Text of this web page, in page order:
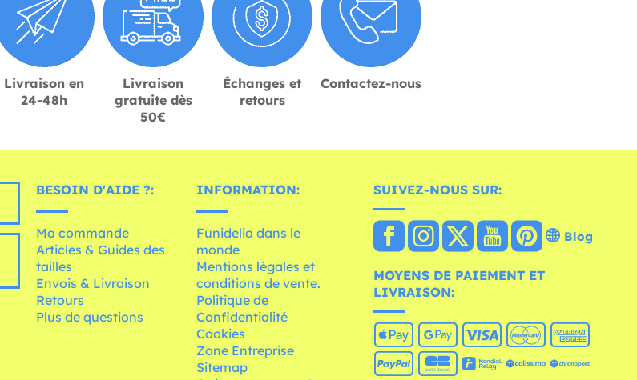
Livraison en
24-48h
Livraison
gratuite dès
50€
Échanges et
retours
Contactez-nous
BESOIN D'AIDE ?:
Ma commande
Articles & Guides des
tailles
Envois & Livraison
Retours
Plus de questions
INFORMATION:
Funidelia dans le
monde
Mentions légales et
conditions de vente.
Politique de
Confidentialité
Cookies
Zone Entreprise
Sitemap
SUIVEZ-NOUS SUR:
Blog
MOYENS DE PAIEMENT ET
LIVRAISON: